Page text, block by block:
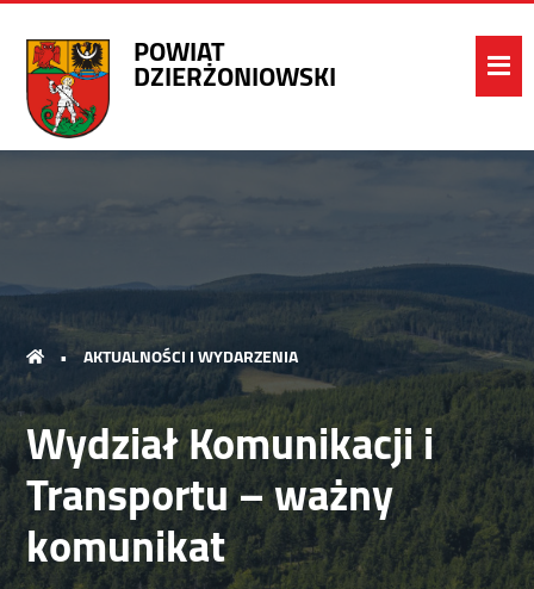
POWIAT
DZIERŻONIOWSKI
• AKTUALNOŚCI I WYDARZENIA
Wydział Komunikacji i
Transportu – ważny
komunikat